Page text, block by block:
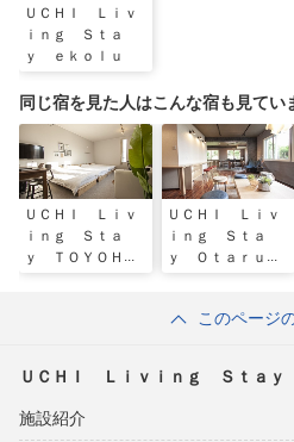
ＵＣＨＩ Ｌｉｖ
ｉｎｇ Ｓｔａ
ｙ ｅｋｏｌｕ
同じ宿を見た人はこんな宿も見てい
ＵＣＨＩ Ｌｉｖ
ｉｎｇ Ｓｔａ
ｙ ＴＯＹＯＨＩ
ＵＣＨＩ Ｌｉｖ
ｉｎｇ Ｓｔａ
ｙ Ｏｔａｒｕ
このページ
ＵＣＨＩ Ｌｉｖｉｎｇ Ｓｔａｙ
施設紹介